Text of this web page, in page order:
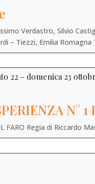
Verdastro, Silvio
– Tiezzi, Emilia
22 – domenica 23
N° 1
Regia di Riccardo